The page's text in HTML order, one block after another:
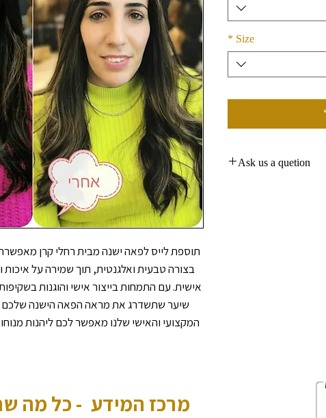
תוספת לייס לפאה ישנה מבית רחלי קרן
בצורה טבעית ואלגנטית, תוך שמירה על
אישית. עם התמחות בייצור אישי והוגנות
שיער שתשדרג את מראה הפאה הישנה שלכם
המקצועי והאישי שלנו מאפשר לכם ליהנות
Size
*
Ask us a quetion
מרכז המידע - כל מה